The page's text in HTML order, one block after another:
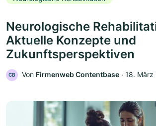
Neurologische
Aktuelle Konzepte und
Zukunftsperspektiven
CB Von Firmenweb Contentbase ‧ 18. März